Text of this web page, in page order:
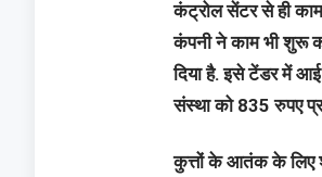
कंट्रोल सेंटर से ही
कंपनी ने काम भी शुरू
दिया है. इसे टेंडर में आई
संस्था को 835 रुपए
कुत्तों के आतंक के लिए